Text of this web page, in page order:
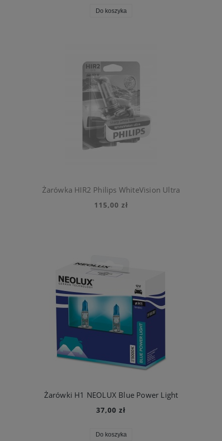
Do koszyka
Żarówka HIR2 Philips WhiteVision Ultra
115,00 zł
Żarówki H1 NEOLUX Blue Power Light
37,00 zł
Do koszyka